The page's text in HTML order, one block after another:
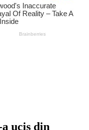
ucis din